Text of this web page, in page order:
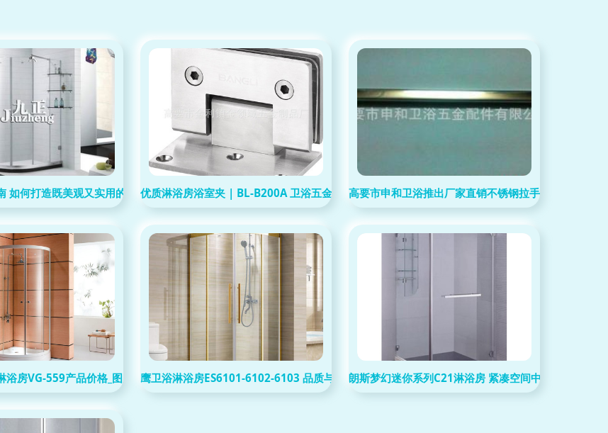
厂
如何打造既美观又实用的淋浴空间与外民常见误区优质淋浴房浴室夹 | BL-B200A 卫浴五金件，安全又耐用高要市申和卫浴推出厂家直销不锈钢拉手S1012 品质
造
浴房VG-559产品价格_图片_报价_新浪家居网鹰卫浴淋浴房ES6101-6102-6103 品质与设计的匠心融合朗斯梦幻迷你系列C21淋浴房 紧凑空间中的豪华沐浴体